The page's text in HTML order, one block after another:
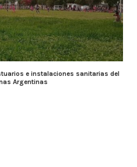
e instalaciones sanitarias del
Argentinas